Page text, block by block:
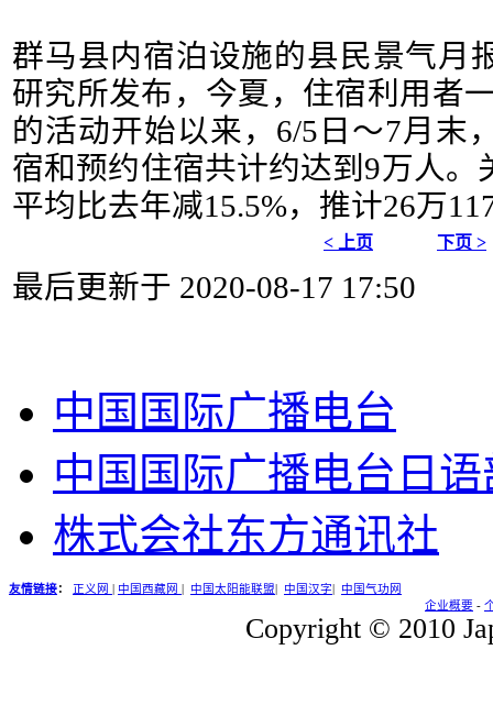
群马县内宿泊设施的县民景气月
研究所发布，今夏，住宿利用者
的活动开始以来，6/5日～7月末
宿和预约住宿共计约达到9万人。
平均比去年减15.5%，推计26万
< 上页 下页 >
最后更新于 2020-08-17 17:50
中国国际广播电台
中国国际广播电台日语
株式会社东方通讯社
友情链接： 正义网 中国西藏网 中国太阳能联盟 中国汉字
中国气功网
企业概要 -
Copyright © 2010